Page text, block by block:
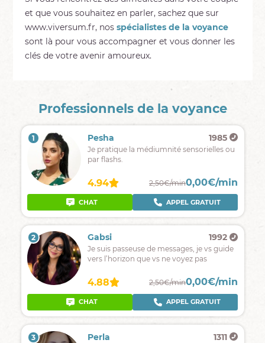
et que vous souhaitez en parler, sachez que sur
www.viversum.fr, nos spécialistes de la voyance
sont là pour vous accompagner et vous donner les
clés de votre avenir amoureux.
Professionnels de la voyance
1 Pesha 1985
Je pratique la médiumnité sensorielles ou
par flashs.
4.94 2,50€/min0,00€/min
CHAT APPEL GRATUIT
2 Gabsi 1992
Je suis passeuse de messages, je vs guide
vers l’horizon que vs ne voyez pas
4.88 2,50€/min0,00€/min
CHAT APPEL GRATUIT
3 Perla 1311